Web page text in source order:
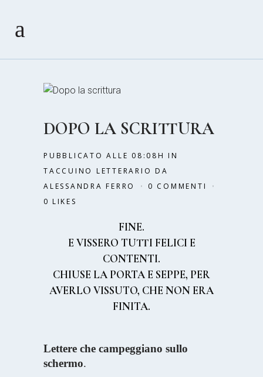
DOPO LA SCRITTURA
PUBBLICATO ALLE 08:08H IN
TACCUINO LETTERARIO DA
ALESSANDRA FERRO
0 COMMENTI
0 LIKES
FINE.
E VISSERO TUTTI FELICI E
CONTENTI.
CHIUSE LA PORTA E SEPPE, PER
AVERLO VISSUTO, CHE NON ERA
FINITA.
Lettere che campeggiano sullo
schermo.